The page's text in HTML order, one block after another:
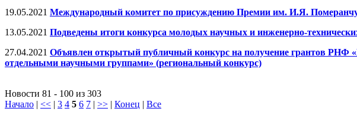
19.05.2021 Международный комитет по присуждению Премии им. И.Я.
13.05.2021 Подведены итоги конкурса молодых научных и инженерно-
27.04.2021 Объявлен открытый публичный конкурс на получение грантов РНФ
отдельными научными группами» (региональный конкурс)
Новости 81 - 100 из 303
Начало | << | 3 4 5 6 7 | >> | Конец | Все